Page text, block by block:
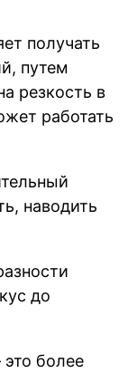
получать
путем
резкость в
работать
наводить
до
более